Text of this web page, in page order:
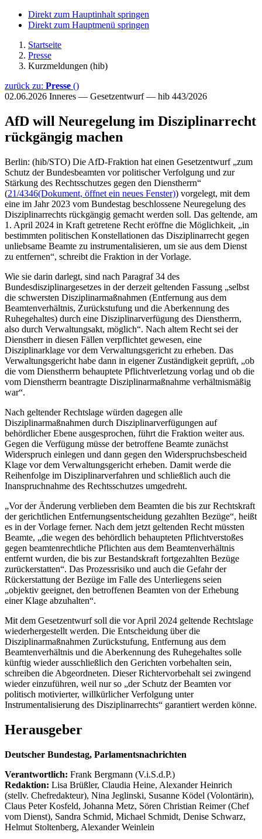
Direkt zum Hauptinhalt springen
Direkt zum Hauptmenü springen
Startseite
Presse
Kurzmeldungen (hib)
zurück zu: Presse ()
02.06.2026 Inneres — Gesetzentwurf — hib 443/2026
AfD will Neuregelung im Disziplinarrecht
rückgängig machen
Berlin: (hib/STO) Die AfD-Fraktion hat einen Gesetzentwurf „zum
Schutz der Bundesbeamten vor politischer Verfolgung und zur
Stärkung des Rechtsschutzes gegen den Dienstherrn“
(21/4346(Dokument, öffnet ein neues Fenster)) vorgelegt, mit dem
eine im Jahr 2023 vom Bundestag beschlossene Neuregelung des
Disziplinarrechts rückgängig gemacht werden soll. Das geltende, am
1. April 2024 in Kraft getretene Recht eröffne die Möglichkeit, „in
bestimmten politischen Konstellationen das Disziplinarrecht gegen
unliebsame Beamte zu instrumentalisieren, um sie aus dem Dienst
zu entfernen“, schreibt die Fraktion in der Vorlage.
Wie sie darin darlegt, sind nach Paragraf 34 des
Bundesdisziplinargesetzes in der derzeit geltenden Fassung „selbst
die schwersten Disziplinarmaßnahmen (Entfernung aus dem
Beamtenverhältnis, Zurückstufung und die Aberkennung des
Ruhegehaltes) durch eine Disziplinarverfügung des Dienstherrn,
also durch Verwaltungsakt, möglich“. Nach altem Recht sei der
Dienstherr in diesen Fällen verpflichtet gewesen, eine
Disziplinarklage vor dem Verwaltungsgericht zu erheben. Das
Verwaltungsgericht habe dann in eigener Zuständigkeit geprüft, „ob
die vom Dienstherrn behauptete Pflichtverletzung vorlag und ob die
vom Dienstherrn beantragte Disziplinarmaßnahme verhältnismäßig
war“.
Nach geltender Rechtslage würden dagegen alle
Disziplinarmaßnahmen durch Disziplinarverfügungen auf
behördlicher Ebene ausgesprochen, führt die Fraktion weiter aus.
Gegen die Verfügung müsse der betroffene Beamte zunächst
Widerspruch einlegen und dann gegen den Widerspruchsbescheid
Klage vor dem Verwaltungsgericht erheben. Damit werde die
Reihenfolge im Disziplinarverfahren und schließlich auch die
Inanspruchnahme des Rechtsschutzes umgedreht.
„Vor der Änderung verblieben dem Beamten die bis zur Rechtskraft
der gerichtlichen Entfernungsentscheidung gezahlten Bezüge“, heißt
es in der Vorlage ferner. Nach dem jetzt geltenden Recht müssten
Beamte, „die wegen des behördlich behaupteten Pflichtverstoßes
gegen beamtenrechtliche Pflichten aus dem Beamtenverhältnis
entfernt wurden, die bis zur Bestandskraft fortgezahlten Bezüge
zurückerstatten“. Das Prozessrisiko und auch die Gefahr der
Rückerstattung der Bezüge im Falle des Unterliegens seien
„objektiv geeignet, den betroffenen Beamten von der Erhebung
einer Klage abzuhalten“.
Mit dem Gesetzentwurf soll die vor April 2024 geltende Rechtslage
wiederhergestellt werden. Die Entscheidung über die
Disziplinarmaßnahmen Zurückstufung, Entfernung aus dem
Beamtenverhältnis und die Aberkennung des Ruhegehaltes solle
künftig wieder ausschließlich den Gerichten vorbehalten sein,
schreiben die Abgeordneten. Dieser Richtervorbehalt sei zwingend
wieder einzuführen, weil nur so „der Schutz der Beamten vor
politisch motivierter, willkürlicher Verfolgung unter
Instrumentalisierung des Disziplinarrechts“ garantiert werden könne.
Herausgeber
Deutscher Bundestag, Parlamentsnachrichten
Verantwortlich: Frank Bergmann (V.i.S.d.P.)
Redaktion: Lisa Brüßler, Claudia Heine, Alexander Heinrich
(stellv. Chefredakteur), Nina Jeglinski, Susanne Ködel (Volontärin),
Claus Peter Kosfeld, Johanna Metz, Sören Christian Reimer (Chef
vom Dienst), Sandra Schmid, Michael Schmidt, Denise Schwarz,
Helmut Stoltenberg, Alexander Weinlein